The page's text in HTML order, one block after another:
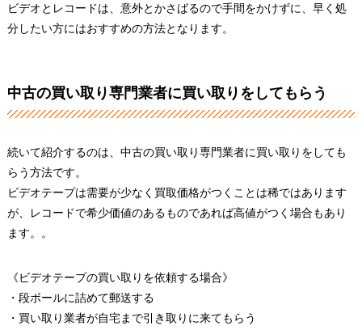
ビデオとレコードは、意外とかさばるので手間をかけずに、早く処
分したい方にはおすすめの方法となります。
中古の買い取り専門業者に買い取りをしてもらう
続いて紹介するのは、中古の買い取り専門業者に買い取りをしても
らう方法です。
ビデオテープは需要が少なく買取価格がつくことは稀ではあります
が、レコードで希少価値のあるものであれば高値がつく場合もあり
ます。。
《ビデオテープの買い取りを依頼する場合》
・段ボールに詰めて郵送する
・買い取り業者が自宅まで引き取りに来てもらう